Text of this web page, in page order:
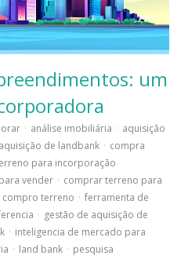
um
· análise imobiliária · aquisição
aquisição de landbank · compra
para incorporação
vender · comprar terreno para
compro terreno · ferramenta de
· gestão de aquisição de
· inteligencia de mercado para
· land bank · pesquisa